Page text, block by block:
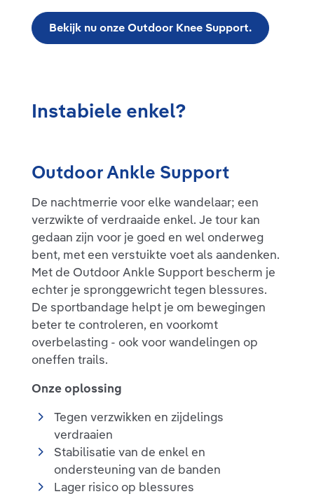
Bekijk nu onze Outdoor Knee Support.
Instabiele enkel?
Outdoor Ankle Support
De nachtmerrie voor elke wandelaar; een
verzwikte of verdraaide enkel. Je tour kan
gedaan zijn voor je goed en wel onderweg
bent, met een verstuikte voet als aandenken.
Met de Outdoor Ankle Support bescherm je
echter je spronggewricht tegen blessures.
De sportbandage helpt je om bewegingen
beter te controleren, en voorkomt
overbelasting - ook voor wandelingen op
oneffen trails.
Onze oplossing
Tegen verzwikken en zijdelings
verdraaien
Stabilisatie van de enkel en
ondersteuning van de banden
Lager risico op blessures